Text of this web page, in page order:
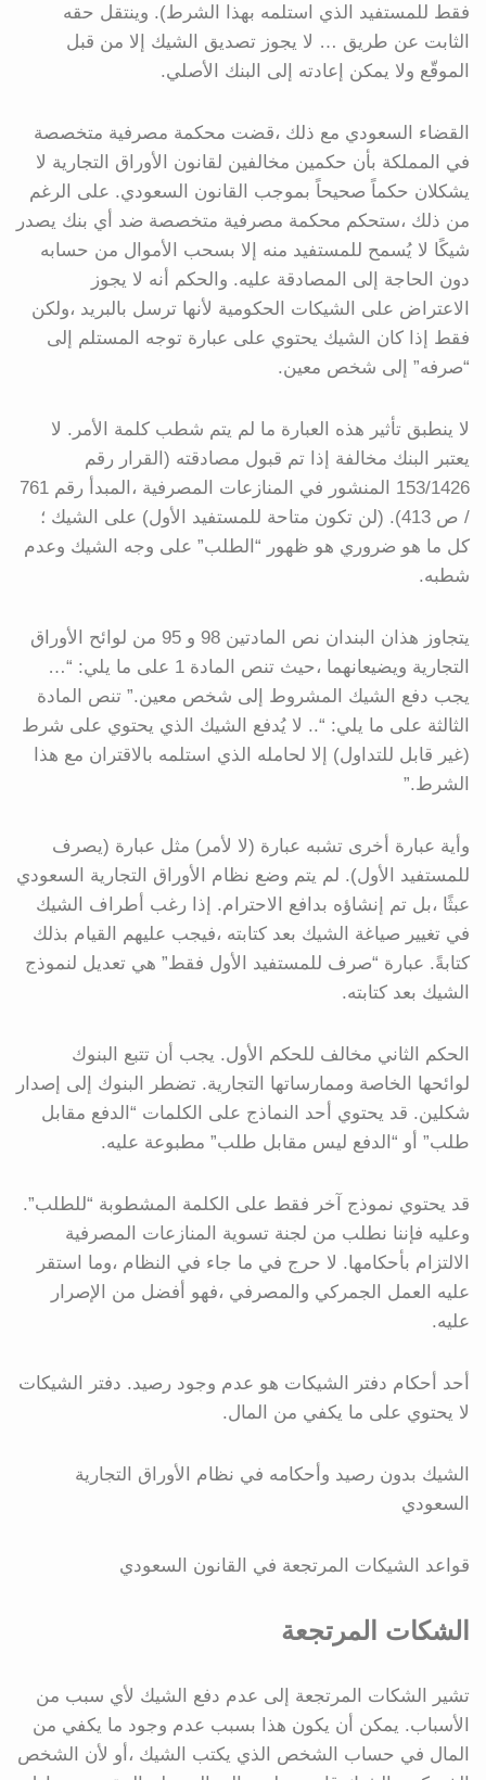
فقط للمستفيد الذي استلمه بهذا الشرط). وينتقل حقه
الثابت عن طريق … لا يجوز تصديق الشيك إلا من قبل
الموقّع ولا يمكن إعادته إلى البنك الأصلي.
القضاء السعودي مع ذلك ،قضت محكمة مصرفية متخصصة
في المملكة بأن حكمين مخالفين لقانون الأوراق التجارية لا
يشكلان حكماً صحيحاً بموجب القانون السعودي. على الرغم
من ذلك ،ستحكم محكمة مصرفية متخصصة ضد أي بنك يصدر
شيكًا لا يُسمح للمستفيد منه إلا بسحب الأموال من حسابه
دون الحاجة إلى المصادقة عليه. والحكم أنه لا يجوز
الاعتراض على الشيكات الحكومية لأنها ترسل بالبريد ،ولكن
فقط إذا كان الشيك يحتوي على عبارة توجه المستلم إلى
“صرفه” إلى شخص معين.
لا ينطبق تأثير هذه العبارة ما لم يتم شطب كلمة الأمر. لا
يعتبر البنك مخالفة إذا تم قبول مصادقته (القرار رقم
153/1426 المنشور في المنازعات المصرفية ،المبدأ رقم 761
/ ص 413). (لن تكون متاحة للمستفيد الأول) على الشيك ؛
كل ما هو ضروري هو ظهور “الطلب” على وجه الشيك وعدم
شطبه.
يتجاوز هذان البندان نص المادتين 98 و 95 من لوائح الأوراق
التجارية ويضيعانهما ،حيث تنص المادة 1 على ما يلي: “…
يجب دفع الشيك المشروط إلى شخص معين.” تنص المادة
الثالثة على ما يلي: “.. لا يُدفع الشيك الذي يحتوي على شرط
(غير قابل للتداول) إلا لحامله الذي استلمه بالاقتران مع هذا
الشرط.”
وأية عبارة أخرى تشبه عبارة (لا لأمر) مثل عبارة (يصرف
للمستفيد الأول). لم يتم وضع نظام الأوراق التجارية السعودي
عبثًا ،بل تم إنشاؤه بدافع الاحترام. إذا رغب أطراف الشيك
في تغيير صياغة الشيك بعد كتابته ،فيجب عليهم القيام بذلك
كتابةً. عبارة “صرف للمستفيد الأول فقط” هي تعديل لنموذج
الشيك بعد كتابته.
الحكم الثاني مخالف للحكم الأول. يجب أن تتبع البنوك
لوائحها الخاصة وممارساتها التجارية. تضطر البنوك إلى إصدار
شكلين. قد يحتوي أحد النماذج على الكلمات “الدفع مقابل
طلب” أو “الدفع ليس مقابل طلب” مطبوعة عليه.
قد يحتوي نموذج آخر فقط على الكلمة المشطوبة “للطلب”.
وعليه فإننا نطلب من لجنة تسوية المنازعات المصرفية
الالتزام بأحكامها. لا حرج في ما جاء في النظام ،وما استقر
عليه العمل الجمركي والمصرفي ،فهو أفضل من الإصرار
عليه.
أحد أحكام دفتر الشيكات هو عدم وجود رصيد. دفتر الشيكات
لا يحتوي على ما يكفي من المال.
الشيك بدون رصيد وأحكامه في نظام الأوراق التجارية
السعودي
قواعد الشيكات المرتجعة في القانون السعودي
الشكات المرتجعة
تشير الشكات المرتجعة إلى عدم دفع الشيك لأي سبب من
الأسباب. يمكن أن يكون هذا بسبب عدم وجود ما يكفي من
المال في حساب الشخص الذي يكتب الشيك ،أو لأن الشخص